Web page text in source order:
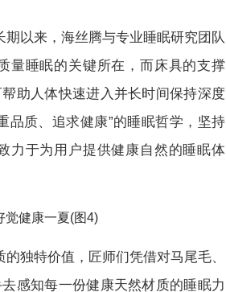
以来，海丝腾与专业睡眠研究团队
量睡眠的关键所在，而床具的支撑
助人体快速进入并长时间保持深度
品质、追求健康”的睡眠哲学，坚持
力于为用户提供健康自然的睡眠体
独特价值，匠师们凭借对马尾毛、
感知每一份健康天然材质的睡眠力